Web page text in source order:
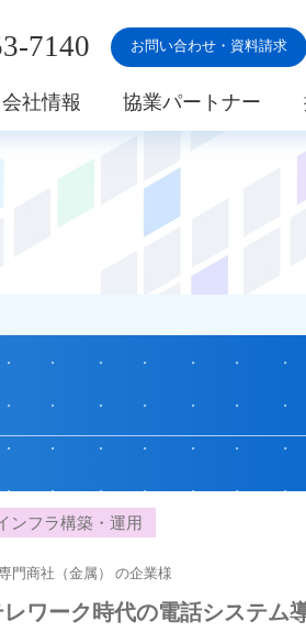
7140 お問い合わせ・資料請求
構築支援サービス
Security for Microsoft 365
会社情報
念
協業パートナー
ンフラ構築・運用
門商社（金属） の企業様
レワーク時代の電話システム